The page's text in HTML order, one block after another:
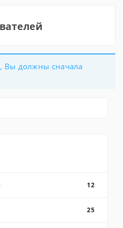
Вы должны сначала
12
25